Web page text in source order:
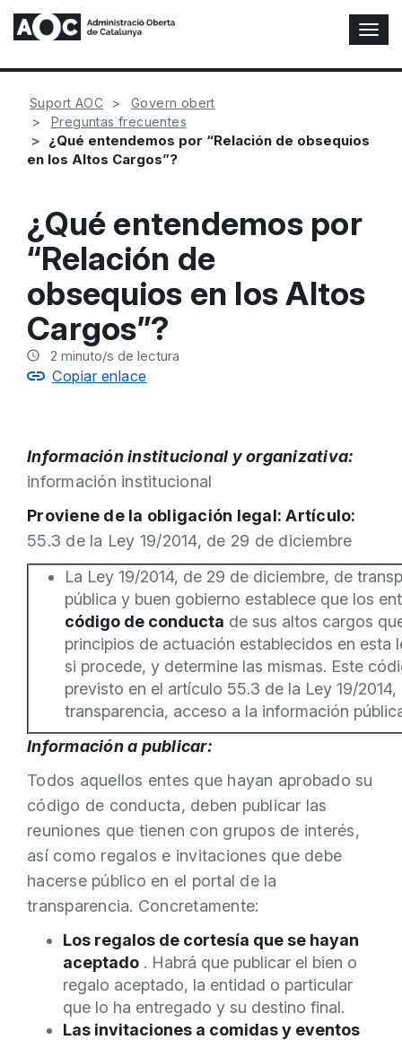
A
l
t
a
Suport AOC
Govern obert
Preguntas frecuentes
¿Qué entendemos por “Relación de obsequios
en los Altos Cargos”?
¿Qué entendemos por
“Relación de
obsequios en los Altos
Cargos”?
2 minuto/s de lectura
Copiar enlace
Información institucional y organizativa:
información institucional
Proviene de la obligación legal: Artículo:
55.3 de la Ley 19/2014, de 29 de diciembre
La Ley 19/2014, de 29 de diciembre, de
pública y buen gobierno establece que los
código de conducta de sus altos cargos
principios de actuación establecidos en esta
si procede, y determine las mismas. Este
previsto en el artículo 55.3 de la Ley 19/
transparencia, acceso a la información
Información a publicar:
Todos aquellos entes que hayan aprobado su
código de conducta, deben publicar las
reuniones que tienen con grupos de interés,
así como regalos e invitaciones que debe
hacerse público en el portal de la
transparencia. Concretamente:
Los regalos de cortesía que se hayan
aceptado . Habrá que publicar el bien o
regalo aceptado, la entidad o particular
que lo ha entregado y su destino final.
Las invitaciones a comidas y eventos